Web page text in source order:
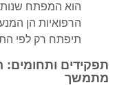
הוא המפתח
הרפואיות הן
תיפתח רק לפי
תפקידים ותחומים:
מתמשך